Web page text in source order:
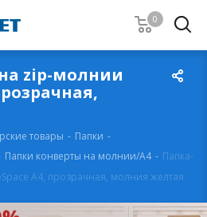
0
zip-молнии
товары - Папки -
Папки конверты на молнии/А4 - Папка-
А4, прозрачная, молния желтая